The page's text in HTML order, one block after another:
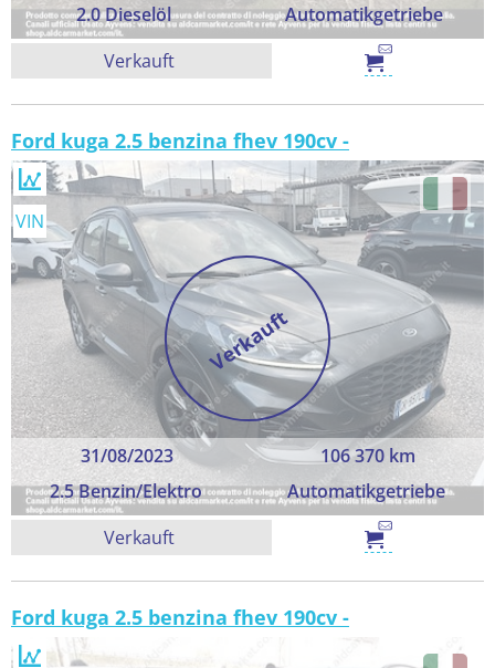
2.0 Dieselöl
Automatikgetriebe
Verkauft
Ford kuga 2.5 benzina fhev 190cv -
Verkauft
31/08/2023
106 370 km
2.5 Benzin/Elektro
Automatikgetriebe
VIN
Verkauft
Ford kuga 2.5 benzina fhev 190cv -